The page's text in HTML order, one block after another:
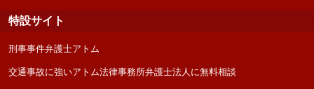
特設サイト
刑事事件弁護士アトム
交通事故に強いアトム法律事務所弁護士法人に無料相談